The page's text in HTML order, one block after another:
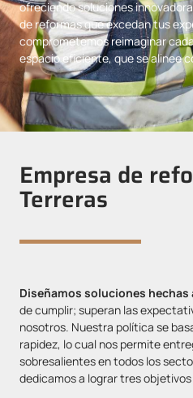
ofreciendo soluciones
de reformas que excedan tus
comprometemos reimaginar
espacio eficiente, que se alinee
Empresa de
Terreras
Diseñamos soluciones hechas
de cumplir; superan las
nosotros. Nuestra política se
rapidez, lo cual nos permite
sobresalientes en todos los
dedicamos a lograr tres